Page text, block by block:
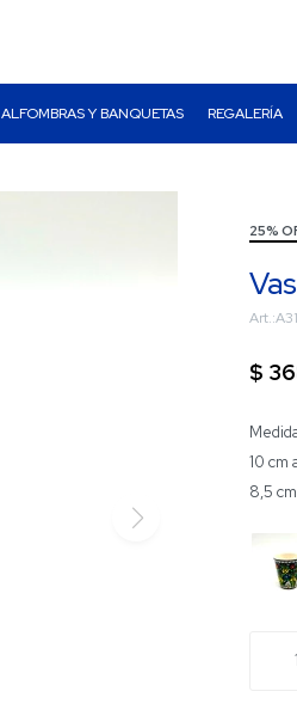
ALFOMBRAS Y BANQUETAS REGALERÍA
25%
$
10 cm
8,5
1